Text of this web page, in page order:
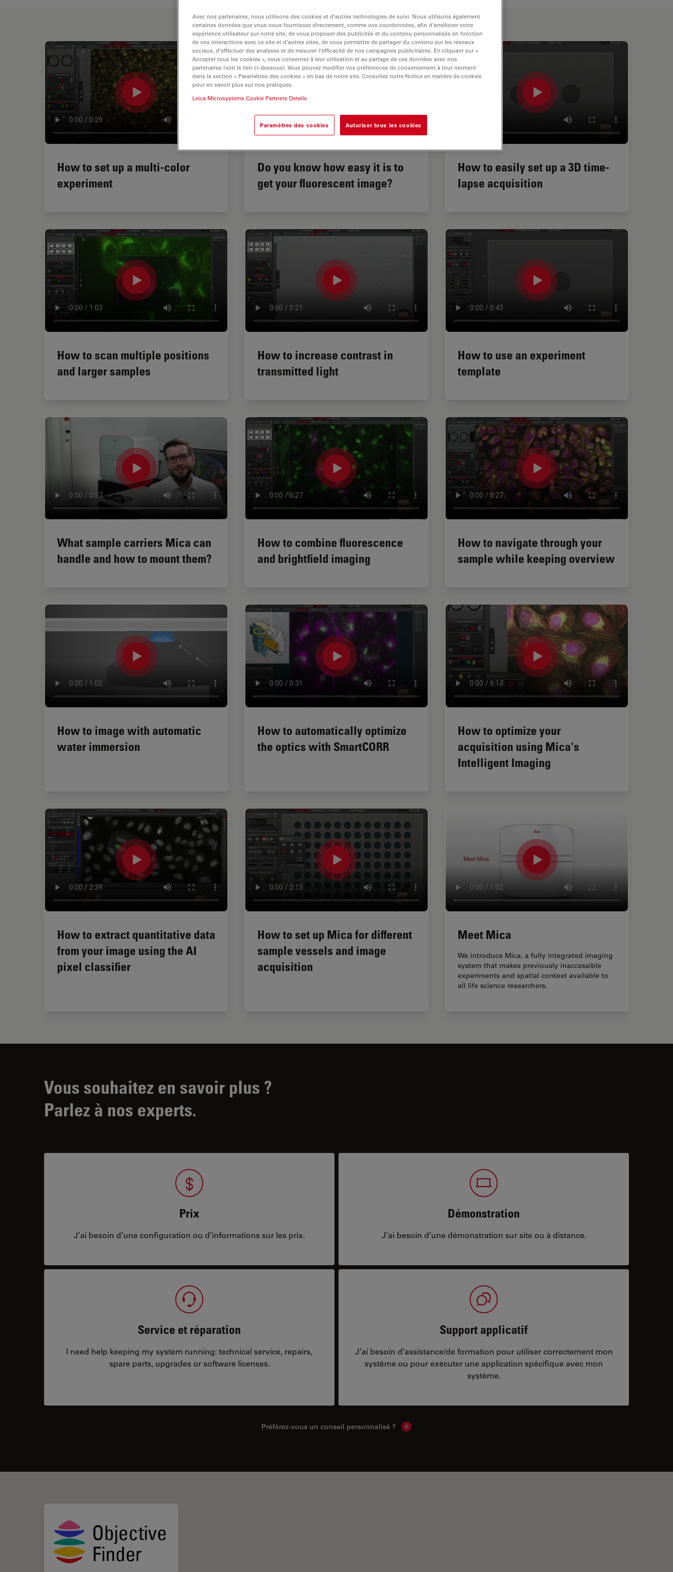
How to set up a multi-color
experiment
Do you know how easy it is to
get your fluorescent image?
How to easily set up a 3D time-
lapse acquisition
How to scan multiple positions
and larger samples
How to increase contrast in
transmitted light
How to use an experiment
template
What sample carriers Mica can
handle and how to mount them?
How to combine fluorescence
and brightfield imaging
How to navigate through your
sample while keeping overview
How to image with automatic
water immersion
How to automatically optimize
the optics with SmartCORR
How to optimize your
acquisition using Mica's
Intelligent Imaging
How to extract quantitative data
from your image using the AI
pixel classifier
How to set up Mica for different
sample vessels and image
acquisition
Meet Mica
We introduce Mica, a fully integrated imaging
system that makes previously inaccessible
experiments and spatial context available to
all life science researchers.
Vous souhaitez en savoir plus ?
Parlez à nos experts.
Prix
J’ai besoin d’une configuration ou d’informations sur les prix.
Démonstration
J’ai besoin d’une démonstration sur site ou à distance.
Service et réparation
I need help keeping my system running: technical service, repairs,
spare parts, upgrades or software licenses.
Support applicatif
J’ai besoin d’assistance/de formation pour utiliser correctement mon
système ou pour exécuter une application spécifique avec mon
système.
Préférez-vous un conseil personnalisé ? Show local contacts
Avec nos partenaires, nous utilisons des cookies et d’autres technologies de suivi. Nous utilisons également
certaines données que vous nous fournissez directement, comme vos coordonnées, afin d’améliorer votre
expérience utilisateur sur notre site, de vous proposer des publicités et du contenu personnalisés en fonction
de vos interactions avec ce site et d’autres sites, de vous permettre de partager du contenu sur les réseaux
sociaux, d’effectuer des analyses et de mesurer l’efficacité de nos campagnes publicitaires. En cliquant sur «
Accepter tous les cookies », vous consentez à leur utilisation et au partage de ces données avec nos
partenaires (voir le lien ci-dessous). Vous pouvez modifier vos préférences de consentement à tout moment
dans la section « Paramètres des cookies » en bas de notre site. Consultez notre Notice en matière de cookies
pour en savoir plus sur nos pratiques.
Leica Microsystems Cookie Partners Details
Paramètres des cookies Autoriser tous les cookies